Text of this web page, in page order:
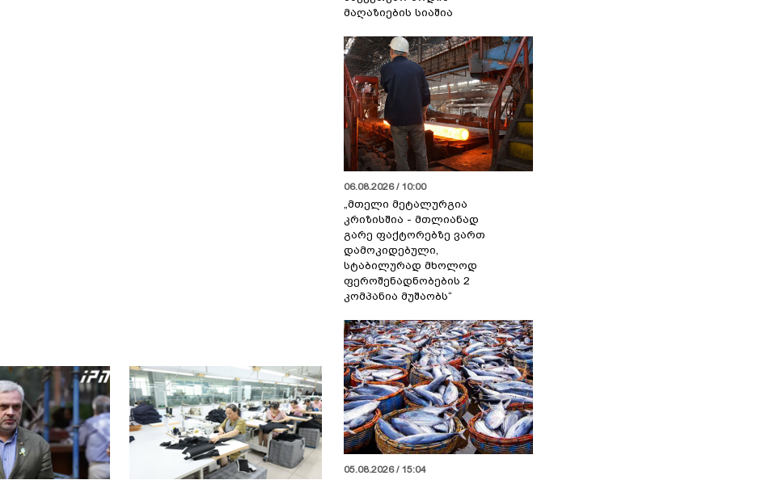
მაღაზიების სიაშია
06.08.2026 / 10:00
„მთელი მეტალურგია
კრიზისშია - მთლიანად
გარე ფაქტორებზე ვართ
დამოკიდებული,
სტაბილურად მხოლოდ
ფეროშენადნობების 2
კომპანია მუშაობს“
05.08.2026 / 15:04